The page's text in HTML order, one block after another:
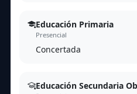
Educación Primaria
Presencial
Concertada
Educación Secundaria